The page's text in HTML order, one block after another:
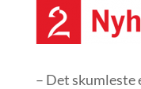
– Det skumleste